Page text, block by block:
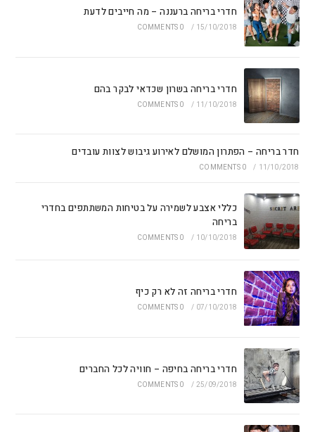
חדרי בריחה ברעננה – מה חייבים לדעת
15/10/2018
/
0 COMMENTS
חדרי בריחה בשרון שכדאי לבקר בהם
11/10/2018
/
0 COMMENTS
חדר בריחה – הפתרון המושלם לאירוע גיבוש לצוות עובדים
11/10/2018
/
0 COMMENTS
כללי אצבע לשמירה על בטיחות המשתתפים בחדרי
בריחה
10/10/2018
/
0 COMMENTS
חדרי בריחה זה לא רק כיף
07/10/2018
/
0 COMMENTS
חדרי בריחה בחיפה – חוויה לכל החברים
25/09/2018
/
0 COMMENTS